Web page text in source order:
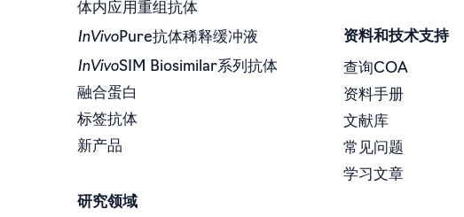
体内应用重组抗体
InVivoPure抗体稀释缓冲液
InVivoSIM Biosimilar系列抗体
融合蛋白
标签抗体
新产品
研究领域
资料和技术支持
查询COA
资料手册
文献库
常见问题
学习文章